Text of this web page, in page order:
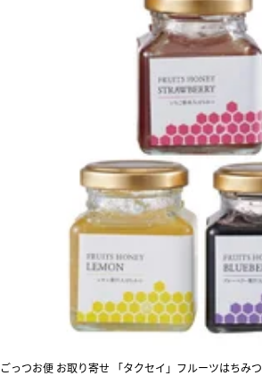
ごっつお便 お取り寄せ 「タクセイ」フルーツはちみつ